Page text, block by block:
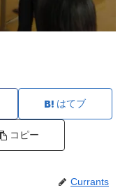
はてブ
コピー
Currants